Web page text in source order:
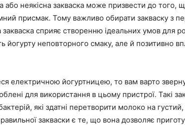
або неякісна закваска може призвести до того,
присмак. Тому важливо обирати закваску з
сприяє створенню ідеальних умов для
йогурту неповторного смаку, але й позитивно
електричною йогуртницею, то вам варто
для використання в цьому пристрої. Такі
які здатні перетворити молоко на
закваски є те, що вона дозволяє